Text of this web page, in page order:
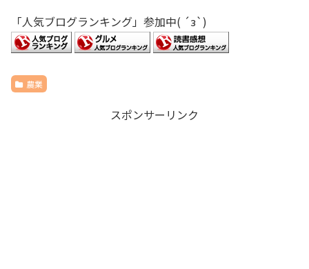
「人気ブログランキング」参加中( ´з`)
農業
スポンサーリンク